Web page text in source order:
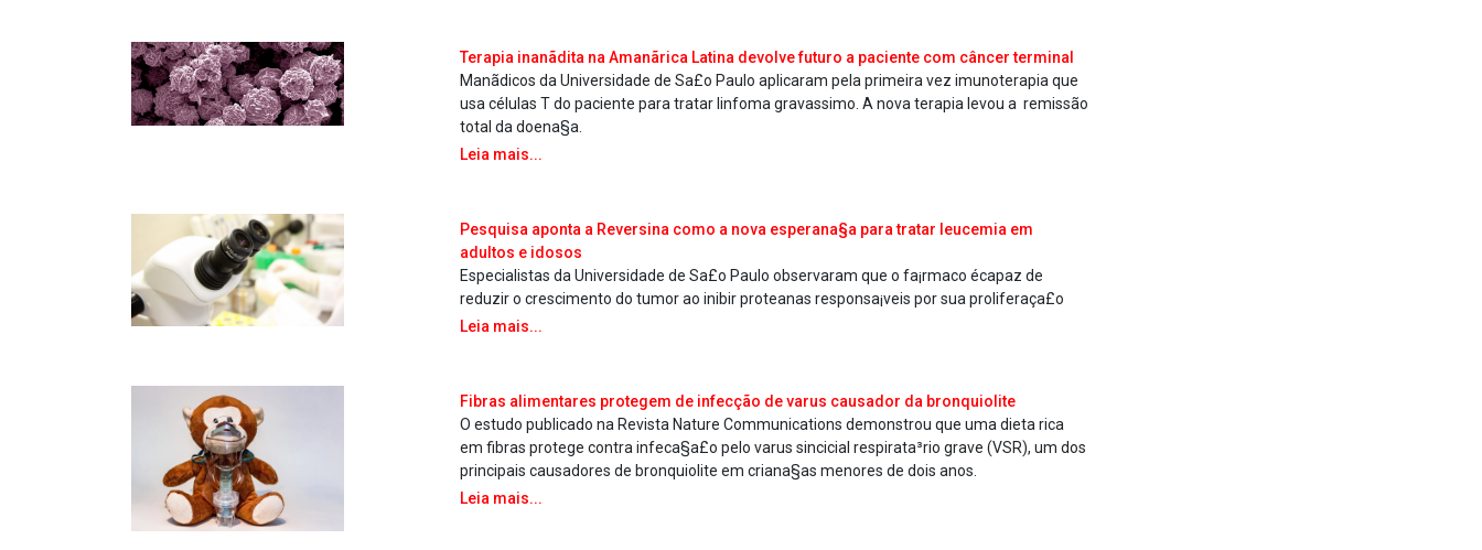
Terapia inanãdita na Amanãrica Latina devolve futuro a paciente com câncer terminal
Manãdicos da Universidade de Sa£o Paulo aplicaram pela primeira vez imunoterapia que
usa células T do paciente para tratar linfoma grava­ssimo. A nova terapia levou a remissão
total da doena§a.
Leia mais...
Pesquisa aponta a Reversina como a nova esperana§a para tratar leucemia em
adultos e idosos
Especialistas da Universidade de Sa£o Paulo observaram que o fa¡rmaco écapaz de
reduzir o crescimento do tumor ao inibir protea­nas responsa¡veis por sua proliferaça£o
Leia mais...
Fibras alimentares protegem de infecção de va­rus causador da bronquiolite
O estudo publicado na Revista Nature Communications demonstrou que uma dieta rica
em fibras protege contra infeca§a£o pelo va­rus sincicial respirata³rio grave (VSR), um dos
principais causadores de bronquiolite em criana§as menores de dois anos.
Leia mais...